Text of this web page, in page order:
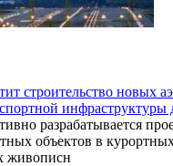
строительство новых
инфраструктуры
разрабатывается
объектов в
живописн